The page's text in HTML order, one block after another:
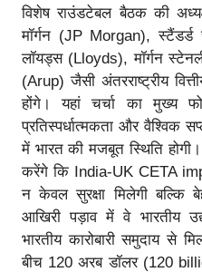
विशेष राउंडटेबल बैठक की
मॉर्गन (JP Morgan), स्टैंडर्ड
लॉयड्स (Lloyds), मॉर्गन
(Arup) जैसी अंतरराष्ट्रीय
होंगे। यहां चर्चा का मुख्य
प्रतिस्पर्धात्मकता और वैश्विक
में भारत की मजबूत स्थिति
करेंगे कि India-UK CETA
न केवल सुरक्षा मिलेगी बल्कि
आखिरी पड़ाव में वे भारतीय
भारतीय कारोबारी समुदाय से
बीच 120 अरब डॉलर (120